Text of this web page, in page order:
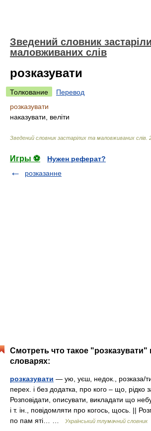
Зведений словник
маловживаних слів
розказувати
Толкование
Перевод
розказувати
наказувати, веліти
Зведений словник застарілих та маловживаних слів
Игры ⚽
Нужен реферат?
розказанне
Смотреть что такое "розказувати"
словарях:
розказувати — ую, уєш, недок., розказа/
перех. і без додатка, про кого – що, рідко
Розповідати, описувати, викладати що
і т. ін., повідомляти про когось, щось. ||
по пам яті… …
Український тлумачний словник